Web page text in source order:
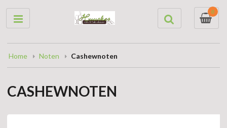
0
Home Noten Cashewnoten
CASHEWNOTEN